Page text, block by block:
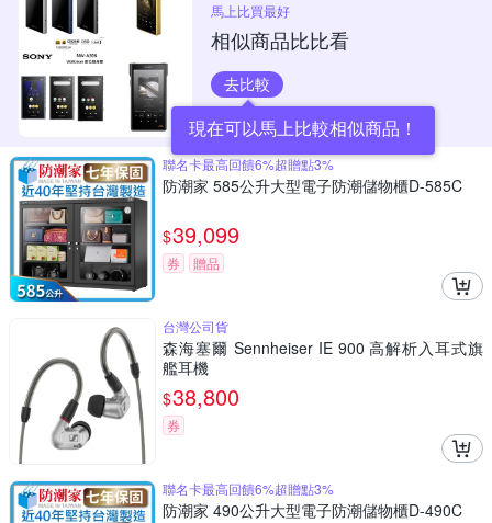
馬上比買最好
相似商品比比看
去比較
現在可以馬上比較相似商品！
聯名卡最高回饋6%超贈點3%
防潮家 585公升大型電子防潮儲物櫃D-585C
$39,099
券 贈品
台灣公司貨
森海塞爾 Sennheiser IE 900 高解析入耳式旗
艦耳機
$38,800
券
聯名卡最高回饋6%超贈點3%
防潮家 490公升大型電子防潮儲物櫃D-490C